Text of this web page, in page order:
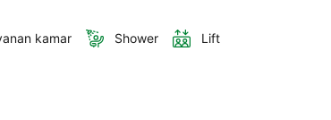
kamar Shower Lift